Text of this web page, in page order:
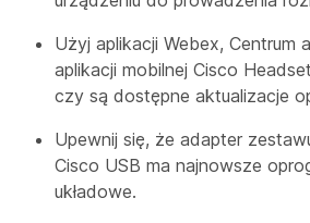
Użyj aplikacji Webex, Centrum
aplikacji mobilnej Cisco
czy są dostępne aktualizacje
Upewnij się, że adapter
Cisco USB ma najnowsze
układowe.